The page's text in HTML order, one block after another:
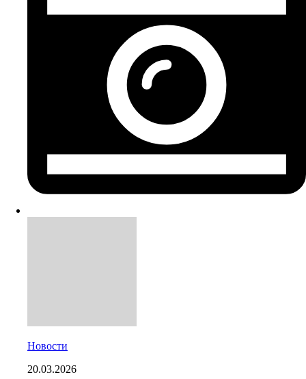
Новости
20.03.2026